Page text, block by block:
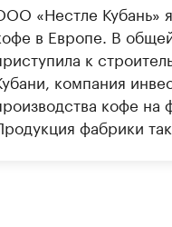
«Нестле Кубань»
в Европе. В
к
компания
кофе на
фабрики